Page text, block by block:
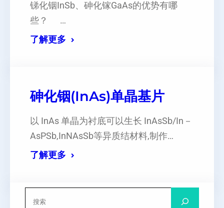
锑化铟InSb、砷化镓GaAs的优势有哪
些？ …
了解更多
砷化铟(InAs)单晶基片
以 InAs 单晶为衬底可以生长 InAsSb/In－
AsPSb,InNAsSb等异质结材料,制作…
了解更多